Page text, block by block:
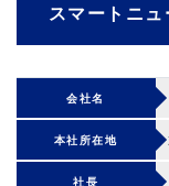
スマートニ
会社名
本社所在地
社長